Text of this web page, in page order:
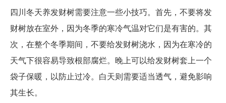
四川冬天养发财树需要注意一些小技巧。首先，不要将发
财树放在室外，因为冬季的寒冷气温对它们是有害的。其
次，在整个冬季期间，不要给发财树浇水，因为在寒冷的
天气下很容易导致根部腐烂。晚上可以给发财树套上一个
袋子保暖，以防止过冷。白天则需要适当透气，避免影响
其生长。